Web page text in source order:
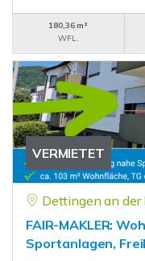
180,36 m²
WFL.
VERMIETET
Dettingen an der
FAIR-MAKLER:
Sportanlagen,